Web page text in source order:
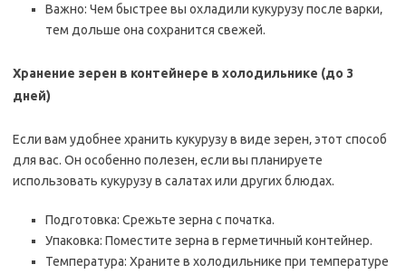
Важно: Чем быстрее вы охладили кукурузу после варки‚
тем дольше она сохранится свежей.
Хранение зерен в контейнере в холодильнике (до 3
дней)
Если вам удобнее хранить кукурузу в виде зерен‚ этот способ
для вас. Он особенно полезен‚ если вы планируете
использовать кукурузу в салатах или других блюдах.
Подготовка: Срежьте зерна с початка.
Упаковка: Поместите зерна в герметичный контейнер.
Температура: Храните в холодильнике при температуре